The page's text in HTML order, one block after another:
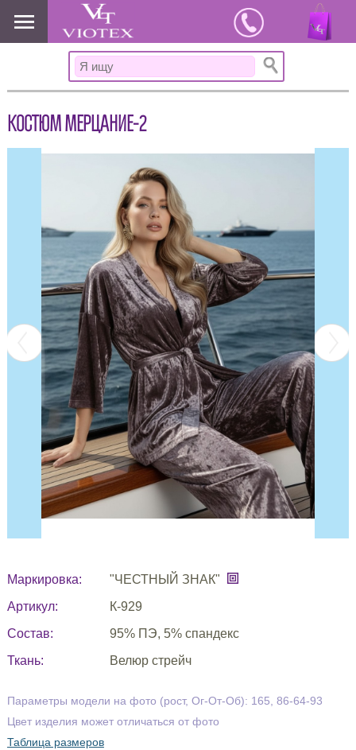
www.viotex37.ru
КОСТЮМ МЕРЦАНИЕ-2
Маркировка:
"ЧЕСТНЫЙ ЗНАК"
Артикул:
К-929
Состав:
95% ПЭ, 5% спандекс
Ткань:
Велюр стрейч
Параметры модели на фото (рост, Ог-От-Об): 165, 86-64-93
Цвет изделия может отличаться от фото
Таблица размеров